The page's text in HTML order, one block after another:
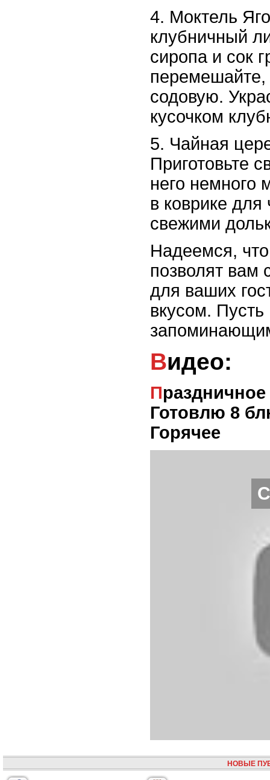
4. Моктель
клубничный
сиропа и сок
перемешайте,
содовую.
кусочком
5. Чайная
Приготовьте
него немного
в коврике
свежими
Надеемся,
позволят вам
для ваших
вкусом.
Видео:
Праздничное МЕНЮ на День Рождения!
Готовлю 8
Горячее
НОВЫЕ